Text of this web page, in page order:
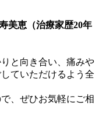
美恵（治療家歴20年
と向き合い、痛みや
ていただけるよう全
、ぜひお気軽にご相